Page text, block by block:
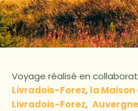
Voyage réalisé en
Livradois-Forez, la
Livradois-Forez,